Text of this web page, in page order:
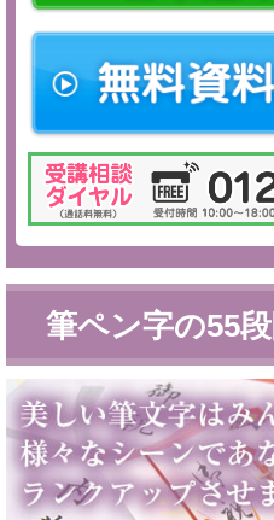
筆ペン字の55